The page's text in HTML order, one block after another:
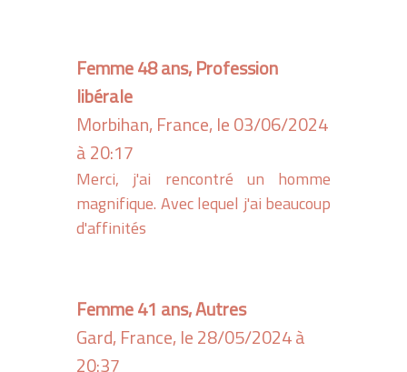
Femme 48 ans, Profession
libérale
Morbihan, France, le 03/06/2024
à 20:17
Merci, j'ai rencontré un homme
magnifique. Avec lequel j'ai beaucoup
d'affinités
Femme 41 ans, Autres
Gard, France, le 28/05/2024 à
20:37